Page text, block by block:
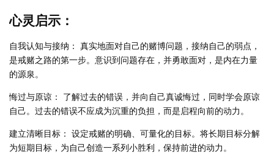
心灵启示：
自我认知与接纳： 真实地面对自己的赌博问题，接纳自己的弱点，
是戒赌之路的第一步。意识到问题存在，并勇敢面对，是内在力量
的源泉。
悔过与原谅： 了解过去的错误，并向自己真诚悔过，同时学会原谅
自己。过去的错误不应成为沉重的负担，而是启程向前的动力。
建立清晰目标： 设定戒赌的明确、可量化的目标。将长期目标分解
为短期目标，为自己创造一系列小胜利，保持前进的动力。